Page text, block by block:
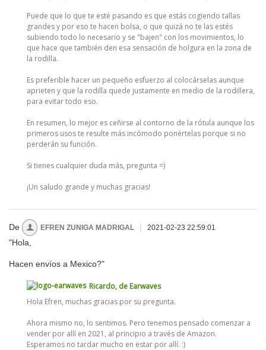
Puede que lo que te esté pasando es que estás cogiendo tallas
grandes y por eso te hacen bolsa, o que quizá no te las estés
subiendo todo lo necesario y se "bajen" con los movimientos, lo
que hace que también den esa sensación de holgura en la zona de
la rodilla.
Es preferible hacer un pequeño esfuerzo al colocárselas aunque
aprieten y que la rodilla quede justamente en medio de la rodillera,
para evitar todo eso.
En resumen, lo mejor es ceñirse al contorno de la rótula aunque los
primeros usos te resulte más incómodo ponértelas porque si no
perderán su función.
Si tienes cualquier duda más, pregunta =)
¡Un saludo grande y muchas gracias!
De EFREN ZUNIGA MADRIGAL | 2021-02-23 22:59:01
"Hola,
Hacen envíos a Mexico?"
Ricardo, de Earwaves
Hola Efren, muchas gracias por su pregunta.
Ahora mismo no, lo sentimos. Pero tenemos pensado comenzar a
vender por allí en 2021, al principio a través de Amazon.
Esperamos no tardar mucho en estar por allí. :)